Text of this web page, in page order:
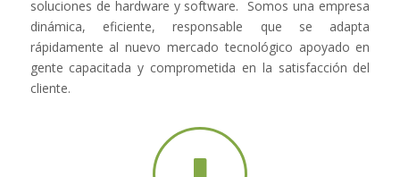
soluciones de hardware y software. Somos una empresa
dinámica, eficiente, responsable que se adapta
rápidamente al nuevo mercado tecnológico apoyado en
gente capacitada y comprometida en la satisfacción del
cliente.